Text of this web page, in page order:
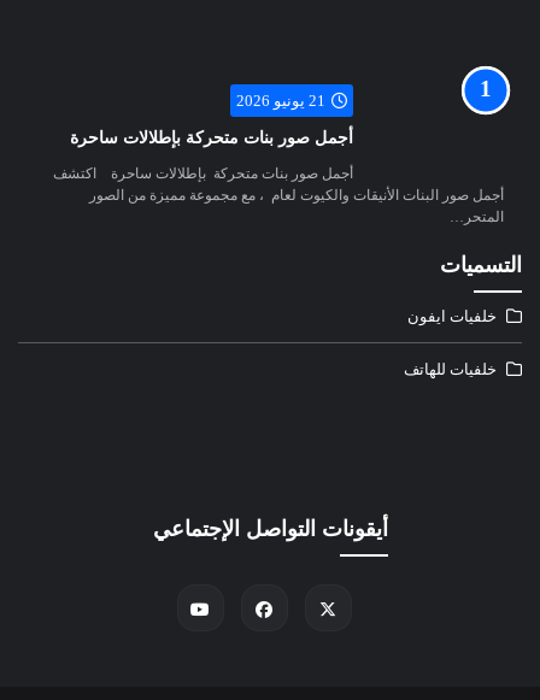
21 يونيو 2026
أجمل صور بنات متحركة بإطلالات ساحرة
أجمل صور بنات متحركة بإطلالات ساحرة اكتشف
أجمل صور البنات الأنيقات والكيوت لعام ، مع مجموعة مميزة من الصور
المتحر…
التسميات
خلفيات ايفون
خلفيات للهاتف
أيقونات التواصل الإجتماعي